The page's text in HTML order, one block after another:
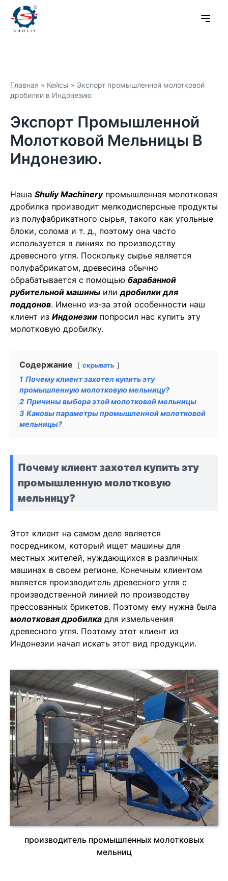
Главная » Кейсы » Экспорт промышленной молотковой
дробилки в Индонезию
Экспорт Промышленной
Молотковой Мельницы В
Индонезию.
Наша Shuliy Machineryпромышленная молотковая
дробилка производит мелкодисперсные продукты
из полуфабрикатного сырья, такого как угольные
блоки, солома и т. д., поэтому она часто
используется в линиях по производству
древесного угля. Поскольку сырье является
полуфабрикатом, древесина обычно
обрабатывается с помощью барабанной
рубительной машины илидробилки для
поддонов. Именно из-за этой особенности наш
клиент из Индонезии попросил нас купить эту
молотковую дробилку.
Содержание скрывать
1 Почему клиент захотел купить эту
промышленную молотковую мельницу?
2 Причины выбора этой молотковой мельницы
3 Каковы параметры промышленной молотковой
мельницы?
Почему клиент захотел купить эту
промышленную молотковую
мельницу?
Этот клиент на самом деле является
посредником, который ищет машины для
местных жителей, нуждающихся в различных
машинах в своем регионе. Конечным клиентом
является производитель древесного угля с
производственной линией по производству
прессованных брикетов. Поэтому ему нужна была
молотковая дробилка для измельчения
древесного угля. Поэтому этот клиент из
Индонезии начал искать этот вид продукции.
производитель промышленных молотковых
мельниц